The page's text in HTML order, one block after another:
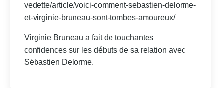
vedette/article/voici-comment-sebastien-delorme-
et-virginie-bruneau-sont-tombes-amoureux/
Virginie Bruneau a fait de touchantes
confidences sur les débuts de sa relation avec
Sébastien Delorme.